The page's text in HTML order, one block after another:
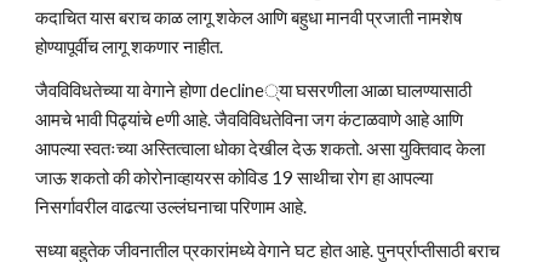
कदाचित यास बराच काळ लागू शकेल आणि बहुधा मानवी प्रजाती नामशेष
होण्यापूर्वीच लागू शकणार नाहीत.
जैवविविधतेच्या या वेगाने होणा decline्या घसरणीला आळा घालण्यासाठी
आमचे भावी पिढ्यांचे eणी आहे. जैवविविधतेविना जग कंटाळवाणे आहे आणि
आपल्या स्वतःच्या अस्तित्वाला धोका देखील देऊ शकतो. असा युक्तिवाद केला
जाऊ शकतो की कोरोनाव्हायरस कोविड 19 साथीचा रोग हा आपल्या
निसर्गावरील वाढत्या उल्लंघनाचा परिणाम आहे.
सध्या बहुतेक जीवनातील प्रकारांमध्ये वेगाने घट होत आहे. पुनर्प्राप्तीसाठी बराच